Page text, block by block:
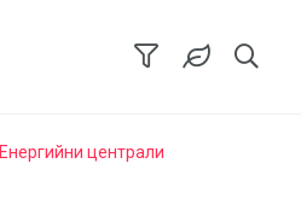
Енергийни централи